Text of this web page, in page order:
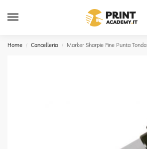
Home / Cancelleria / Marker Sharpie Fine Punta Tonda